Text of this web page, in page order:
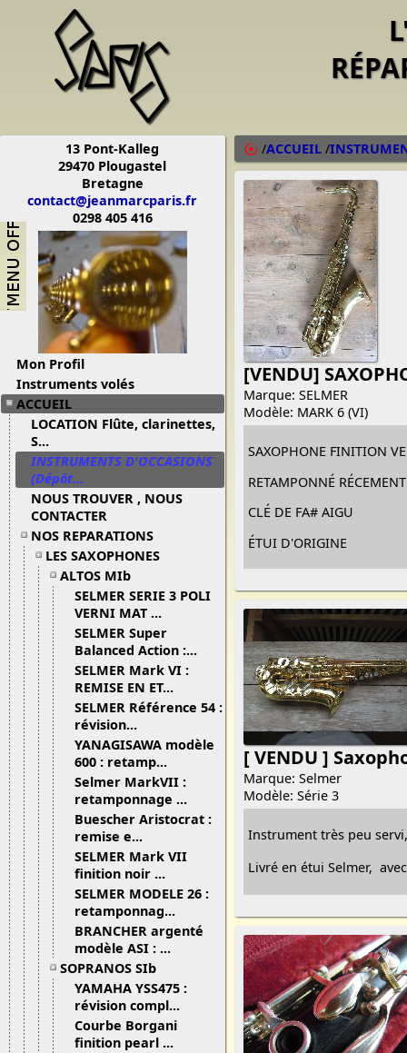
13 Pont-Kalleg
29470 Plougastel
Bretagne
contact@jeanmarcparis.fr
0298 405 416
Mon Profil
Instruments volés
ACCUEIL
LOCATION Flûte, clarinettes,
S...
INSTRUMENTS D'OCCASIONS
(Dépôt...
NOUS TROUVER , NOUS
CONTACTER
NOS REPARATIONS
LES SAXOPHONES
ALTOS MIb
SELMER SERIE 3 POLI
VERNI MAT ...
SELMER Super
Balanced Action :...
SELMER Mark VI :
REMISE EN ET...
SELMER Référence 54 :
révision...
YANAGISAWA modèle
600 : retamp...
Selmer MarkVII :
retamponnage ...
Buescher Aristocrat :
remise e...
SELMER Mark VII
finition noir ...
SELMER MODELE 26 :
retamponnag...
BRANCHER argenté
modèle ASI : ...
SOPRANOS SIb
YAMAHA YSS475 :
révision compl...
Courbe Borgani
finition pearl ...
/ACCUEIL /
[VENDU]
Marque: SELMER
Modèle: MARK 6 (VI)
SAXOPHONE FINITION
RETAMPONNÉ
CLÉ DE FA# AIGU
ÉTUI D'ORIGINE
[ VENDU ]
Marque: Selmer
Modèle: Série 3
Instrument très peu
Livré en étui Selmer,